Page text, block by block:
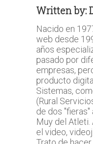
Written by:
Nacido en
web desde
años
pasado por
empresas,
producto
Sistemas,
(Rural
de dos "fieras"
Muy del
el video,